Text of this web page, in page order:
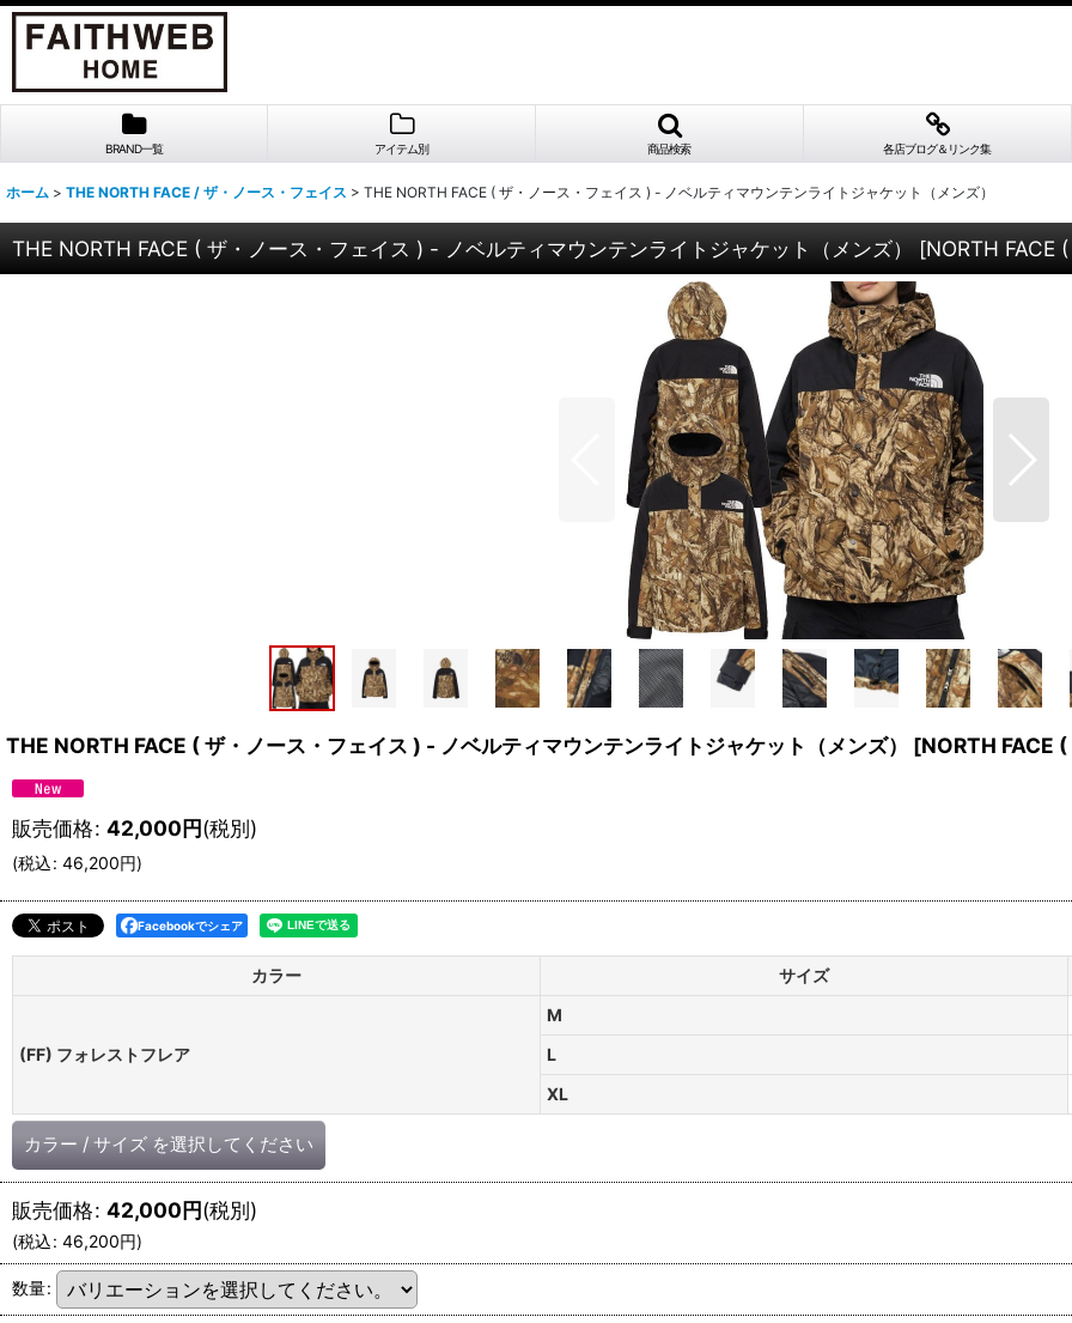
BRAND一覧 アイテム別 商品検索 各店ブログ＆リンク集
ホーム > THE NORTH FACE / ザ・ノース・フェイス > THE NORTH FACE ( ザ・ノース・フェイス ) - ノベルティマウンテンライトジャケット（メンズ）
THE NORTH FACE ( ザ・ノース・フェイス ) - ノベルティマウンテンライトジャケット（メンズ） [NORTH FACE
THE NORTH FACE ( ザ・ノース・フェイス ) - ノベルティマウンテンライトジャケット（メンズ） [NORTH FACE
販売価格: 42,000円(税別)
(税込: 46,200円)
Facebookでシェア
カラー サイズ
(FF) フォレストフレア
M
L
XL
カラー / サイズ を選択してください
販売価格: 42,000円(税別)
(税込: 46,200円)
数量: